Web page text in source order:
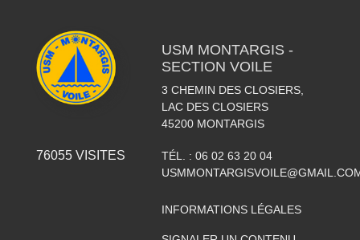
76055VISITES
USM MONTARGIS -
SECTION VOILE
3 CHEMIN DES CLOSIERS,
LAC DES CLOSIERS
45200 MONTARGIS
TÉL. : 06 02 63 20 04
INFORMATIONS LÉGALES